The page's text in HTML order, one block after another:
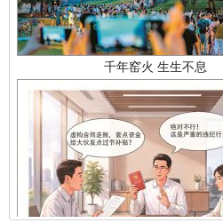
揭开“小金库”的免责幌子